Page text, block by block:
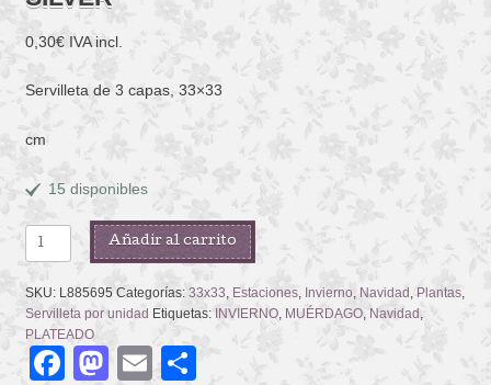
0,30€ IVA incl.
Servilleta de 3 capas, 33×33
cm
15 disponibles
MISTLETOE
ALLOVER
WHITE
SILVER
cantidad
Añadir al carrito
SKU: L885695 Categorías: 33x33, Estaciones, Invierno, Navidad , Plantas,
Servilleta por unidad Etiquetas: INVIERNO, MUÉRDAGO, Navidad ,
PLATEADO
Facebook
Mastodon
Email